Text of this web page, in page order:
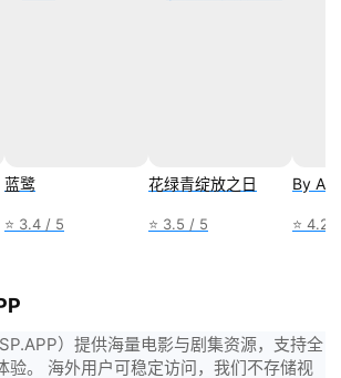
蓝鹭
⭐ 3.4 / 5
花绿青绽放之日
⭐ 3.5 / 5
By
⭐ 4.2
）提供海量电影与剧集资源，支持全
验。 海外用户可稳定访问，我们不存储视